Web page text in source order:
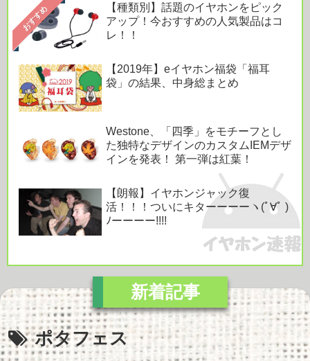
おすすめ
【種類別】話題のイヤホンをピック
アップ！今おすすめの人気製品はコ
レ！！
【2019年】eイヤホン福袋「福耳
袋」の結果、中身総まとめ
Westone、「四季」をモチーフとし
た独特なデザインのカスタムIEMデザ
インを発表！ 第一弾は紅葉！
【朗報】イヤホンジャック復
活！！！ついにキターーーーヽ(ﾟ∀ﾟ )
ﾉーーーー!!!!
ポタフェス